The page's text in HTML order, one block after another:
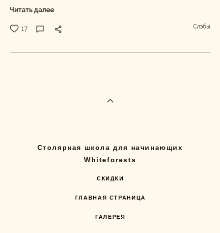
Читать далее
17 Слэбы
Столярная школа для начинающих
Whiteforests
СКИДКИ
ГЛАВНАЯ СТРАНИЦА
ГАЛЕРЕЯ